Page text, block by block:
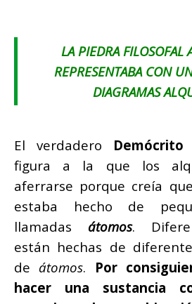
LA PIEDRA FILOSOFAL
REPRESENTABA CON
DIAGRAMAS
El verdadero Demócrito
figura a la que los
aferrarse porque creía
estaba hecho de
llamadas átomos.
están hechas de
de átomos. Por
hacer una sustancia